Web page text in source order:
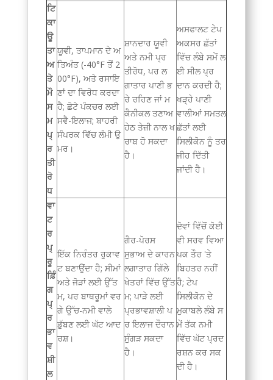
ਟਿ
ਕਾ
ਊ
ਤਾ
ਅ
ਤੇ
ਮੌ
ਸ
ਮ
ਪ੍
ਰ
ਤੀ
ਰੋ
ਧ
ਯੂਵੀ, ਤਾਪਮਾਨ ਦੇ ਅ
ਤਿਅੰਤ (-40°F ਤੋਂ 2
00°F), ਅਤੇ ਰਸਾਇ
ਣਾਂ ਦਾ ਵਿਰੋਧ ਕਰਦਾ
ਹੈ; ਛੋਟੇ ਪੰਕਚਰ ਲਈ
ਸਵੈ-ਇਲਾਜ; ਬਾਹਰੀ
ਸੰਪਰਕ ਵਿੱਚ ਲੰਮੀ ਉ
ਮਰ।
ਸ਼ਾਨਦਾਰ ਯੂਵੀ
ਅਤੇ ਨਮੀ ਪ੍ਰ
ਤੀਰੋਧ, ਪਰ ਲ
ਗਾਤਾਰ ਪਾਣੀ ਭ
ਰੇ ਰਹਿਣ ਜਾਂ ਮ
ਕੈਨੀਕਲ ਤਣਾਅ
ਹੇਠ ਤੇਜ਼ੀ ਨਾਲ ਖ
ਰਾਬ ਹੋ ਸਕਦਾ
ਹੈ।
ਅਸਫਾਲਟ ਟੇਪ
ਅਕਸਰ ਛੱਤਾਂ
ਵਿੱਚ ਲੰਬੇ ਸਮੇਂ ਲ
ਈ ਸੀਲ ਪ੍ਰ
ਦਾਨ ਕਰਦੀ ਹੈ;
ਖੜ੍ਹੇ ਪਾਣੀ
ਵਾਲੀਆਂ ਸਮਤਲ
ਛੱਤਾਂ ਲਈ
ਸਿਲੀਕੋਨ ਨੂੰ ਤਰ
ਜੀਹ ਦਿੱਤੀ
ਜਾਂਦੀ ਹੈ।
ਵਾ
ਟ
ਰ
ਪ੍
ਰੂ
ਫ਼ਿੰ
ਗ
ਪ੍
ਰ
ਭਾ
ਵ
ਸ਼ੀ
ਲ
ਇੱਕ ਨਿਰੰਤਰ ਰੁਕਾਵ
ਟ ਬਣਾਉਂਦਾ ਹੈ; ਸੀਮਾਂ
ਅਤੇ ਜੋੜਾਂ ਲਈ ਉੱਤ
ਮ, ਪਰ ਬਾਥਰੂਮਾਂ ਵਰ
ਗੇ ਉੱਚ-ਨਮੀ ਵਾਲੇ
ਡੁੱਬਣ ਲਈ ਘੱਟ ਆਦ
ਰਸ਼।
ਗੈਰ-ਪੋਰਸ
ਸੁਭਾਅ ਦੇ ਕਾਰਨ
ਲਗਾਤਾਰ ਗਿੱਲੇ
ਖੇਤਰਾਂ ਵਿੱਚ ਉੱਤ
ਮ; ਪਾੜੇ ਲਈ
ਪ੍ਰਭਾਵਸ਼ਾਲੀ ਪ
ਰ ਇਲਾਜ ਦੌਰਾਨ
ਸੁੰਗੜ ਸਕਦਾ
ਹੈ।
ਦੋਵਾਂ ਵਿੱਚੋਂ ਕੋਈ
ਵੀ ਸਰਵ ਵਿਆ
ਪਕ ਤੌਰ 'ਤੇ
ਬਿਹਤਰ ਨਹੀਂ
ਹੈ; ਟੇਪ
ਸਿਲੀਕੋਨ ਦੇ
ਮੁਕਾਬਲੇ ਲੰਬੇ ਸ
ਮੇਂ ਤੱਕ ਨਮੀ
ਵਿੱਚ ਘੱਟ ਪ੍ਰਦ
ਰਸ਼ਨ ਕਰ ਸਕ
ਦੀ ਹੈ।